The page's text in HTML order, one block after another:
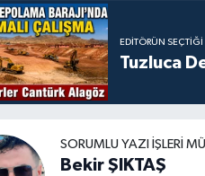
EDITÖRÜN SEÇTIĞI
Tuzluca
SORUMLU YAZI İŞLERI
Bekir ŞIKTAŞ